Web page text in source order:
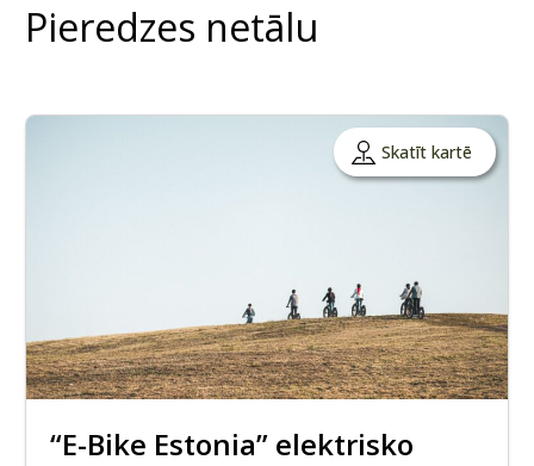
Pieredzes netālu
Skatīt kartē
“E-Bike Estonia” elektrisko